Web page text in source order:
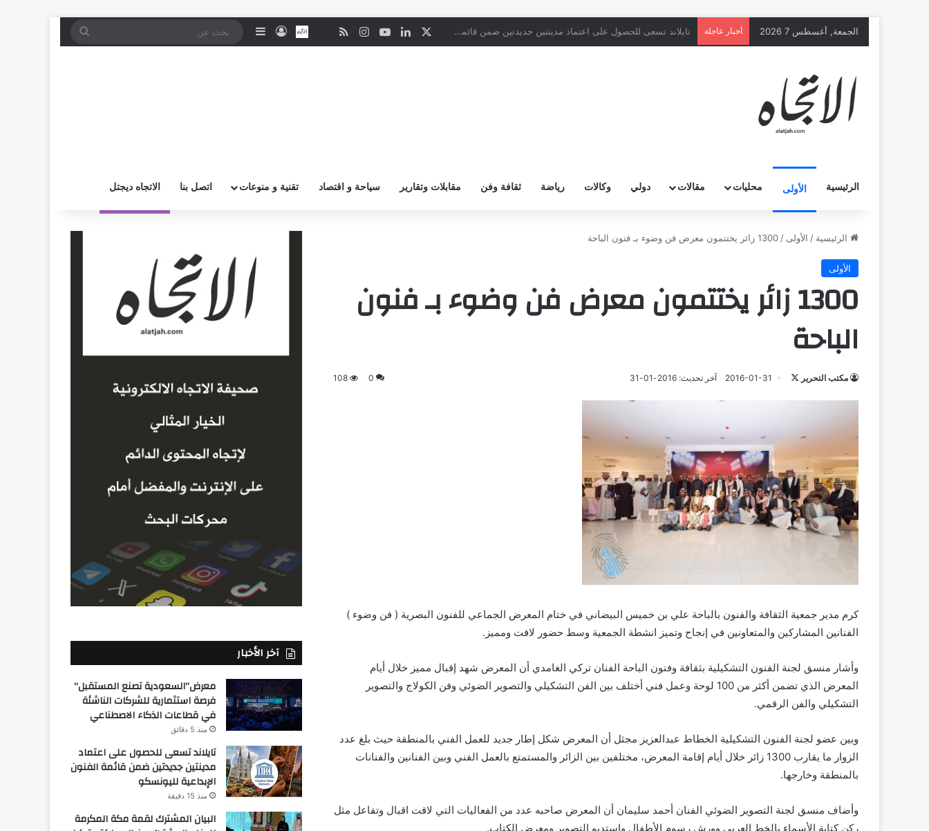
الجمعة, أغسطس 7 2026 أخبار عاجلة البيان المشترك لقمة مكة المكرمة للدفاع المشترك بين المملكة وتركيا وباكستان لينكدإن‫YouTube
انستقرامملخص الموقع RSS
نبض اتصل بــنـا
تسجيل الدخول
إضافة عمود جانبي
بحث
الرئيسية الأولى محليات مقالات دولي وكالات رياضة ثقافة وفن مقابلات وتقارير سياحة و اقتصاد تقنية و منوعات اتصل بنا الاتجاه ديجتل
الرئيسية / الأولى / 1300 زائر يختتمون معرض فن وضوء بـ فنون الباحة
الأولى
1300 زائر يختتمون معرض فن وضوء بـ فنون
الباحة
مكتب التحرير 2016-01-31 آخر تحديث: 2016-01-31 0
108
كرم مدير جمعية الثقافة والفنون بالباحة علي بن خميس البيضاني في ختام المعرض الجماعي للفنون البصرية ( فن وضوء )
الفنانين المشاركين والمتعاونين في إنجاح وتميز انشطة الجمعية وسط حضور لافت ومميز.
وأشار منسق لجنة الفنون التشكيلية بثقافة وفنون الباحة الفنان تركي الغامدي أن المعرض شهد إقبال مميز خلال أيام
المعرض الذي تضمن أكثر من 100 لوحة وعمل فني أختلف بين الفن التشكيلي والتصوير الضوئي وفن الكولاج والتصوير
التشكيلي والفن الرقمي.
وبين عضو لجنة الفنون التشكيلية الخطاط عبدالعزيز مجثل أن المعرض شكل إطار جديد للعمل الفني بالمنطقة حيث بلغ عدد
الزوار ما يقارب 1300 زائر خلال أيام إقامة المعرض، مختلفين بين الزائر والمستمتع بالعمل الفني وبين الفنانين والفنانات
بالمنطقة وخارجها.
وأضاف منسق لجنة التصوير الضوئي الفنان أحمد سليمان أن المعرض صاحبه عدد من الفعاليات التي لاقت اقبال وتفاعل مثل
ركن كتابة الأسماء بالخط العربي وورش رسوم الأطفال واستديو التصوير ومعرض الكتاب.
آخر الأخبار
معرض”السعودية تصنع المستقبل”
فرصة استثمارية للشركات الناشئة
في قطاعات الذكاء الاصطناعي
منذ 5 دقائق
تايلاند تسعى للحصول على اعتماد
مدينتين جديدتين ضمن قائمة الفنون
الإبداعية لليونسكو
منذ 15 دقيقة
البيان المشترك لقمة مكة المكرمة